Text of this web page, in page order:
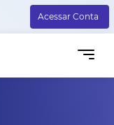
Acessar Conta